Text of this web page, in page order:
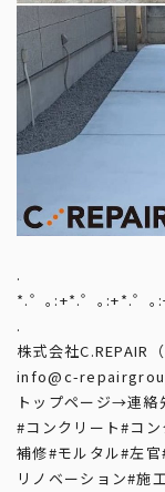
.
*.゜｡:+*.゜｡:+*.゜｡
.
株式会社C.REPAIR
info@c-
トップページ→連
#コンクリート#コ
補修#モルタル#左官
リノベーション#施